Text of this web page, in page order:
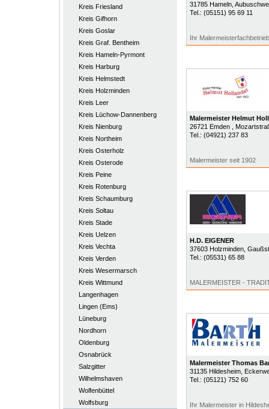
Kreis Friesland
Kreis Gifhorn
Kreis Goslar
Kreis Graf. Bentheim
Kreis Hameln-Pyrmont
Kreis Harburg
Kreis Helmstedt
Kreis Holzminden
Kreis Leer
Kreis Lüchow-Dannenberg
Kreis Nienburg
Kreis Northeim
Kreis Osterholz
Kreis Osterode
Kreis Peine
Kreis Rotenburg
Kreis Schaumburg
Kreis Soltau
Kreis Stade
Kreis Uelzen
Kreis Vechta
Kreis Verden
Kreis Wesermarsch
Kreis Wittmund
Langenhagen
Lingen (Ems)
Lüneburg
Nordhorn
Oldenburg
Osnabrück
Salzgitter
Wilhelmshaven
Wolfenbüttel
Wolfsburg
31785 Hameln,
Tel.: (05151) 95 69 11
Ihr
Malermeister Helmut
26721 Emden
,
Tel.: (04921) 237 83
Malermeister seit 1902
H.D. EIGENER
37603 Holzminden,
Tel.: (05531) 65 88
MALERMEISTER -
Malermeister Thomas
31135 Hildesheim,
Tel.: (05121) 752 60
Ihr Malermeister in